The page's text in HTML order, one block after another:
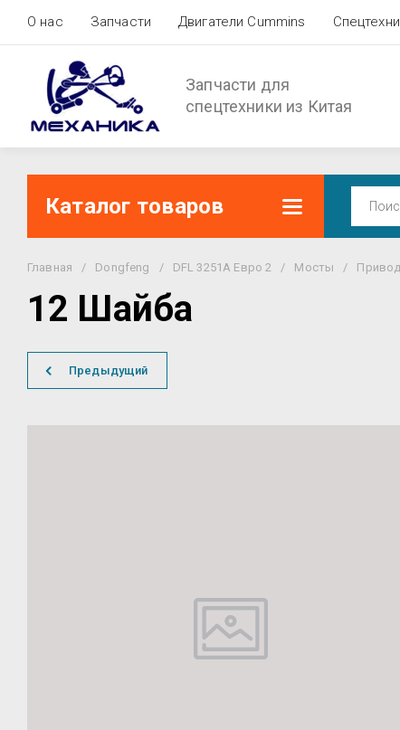
О нас Запчасти Двигатели Cummins
Запчасти для
спецтехники из Китая
Каталог товаров
Главная / Dongfeng / DFL 3251A Евро 2 / Мосты /
12 Шайба
Предыдущий